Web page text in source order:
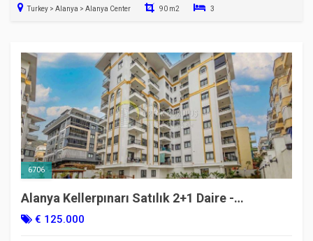
Turkey > Alanya > Alanya Center 90 m2 3
6706
Alanya Kellerpınarı Satılık 2+1 Daire -
Vatandaşlığa Uygun - Kod 6706
€ 125.000